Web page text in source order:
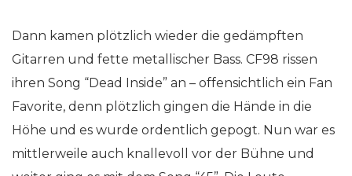
Dann kamen plötzlich wieder die gedämpften
Gitarren und fette metallischer Bass. CF98 rissen
ihren Song “Dead Inside” an – offensichtlich ein Fan
Favorite, denn plötzlich gingen die Hände in die
Höhe und es wurde ordentlich gepogt. Nun war es
mittlerweile auch knallevoll vor der Bühne und